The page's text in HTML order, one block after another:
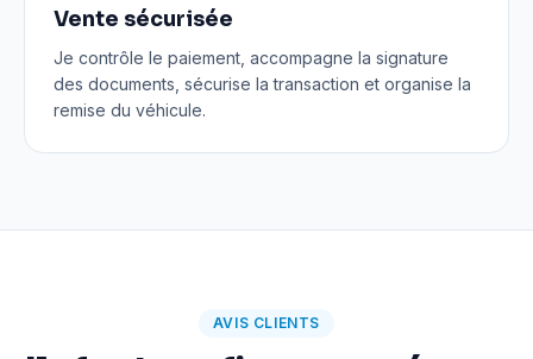
Vente sécurisée
Je contrôle le paiement, accompagne la signature
des documents, sécurise la transaction et organise la
remise du véhicule.
AVIS CLIENTS